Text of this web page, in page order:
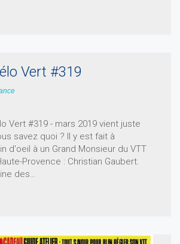
Vert #319
Vert #319 - mars 2019 vient juste
savez quoi ? Il y est fait à
d'oeil à un Grand Monsieur du VTT
Provence : Christian Gaubert.
des…